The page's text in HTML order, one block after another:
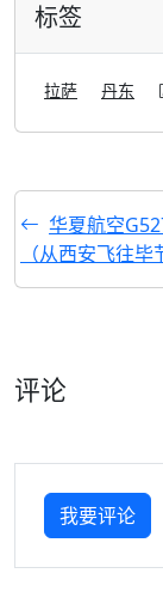
标签
拉萨 丹东
华夏航空
（从西安飞往毕
评论
我要评论